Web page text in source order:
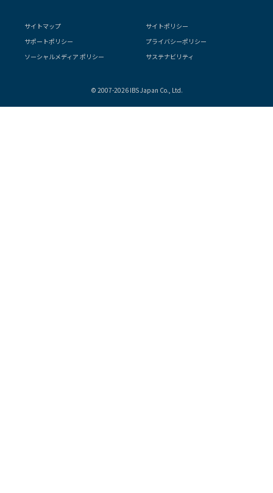
サイトマップ
サイトポリシー
サポートポリシー
プライバシーポリシー
ソーシャルメディア ポリシー
サステナビリティ
© 2007-2026 IBS Japan Co., Ltd.